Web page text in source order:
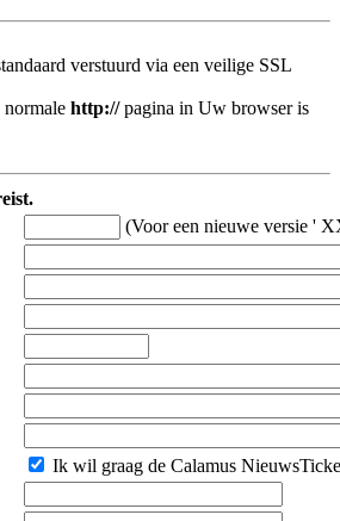
verstuurd via een veilige SSL
normale http://pagina in Uw browser is
(Voor een nieuwe versie '
Ik wil graag de Calamus